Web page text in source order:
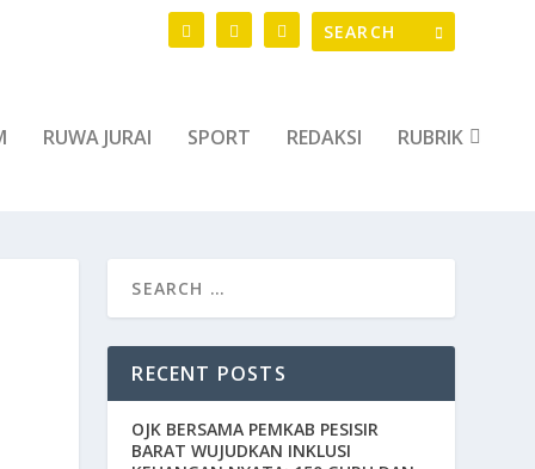
RUWA JURAI SPORT REDAKSI RUBRIK
RECENT POSTS
OJK BERSAMA PEMKAB PESISIR
BARAT WUJUDKAN INKLUSI